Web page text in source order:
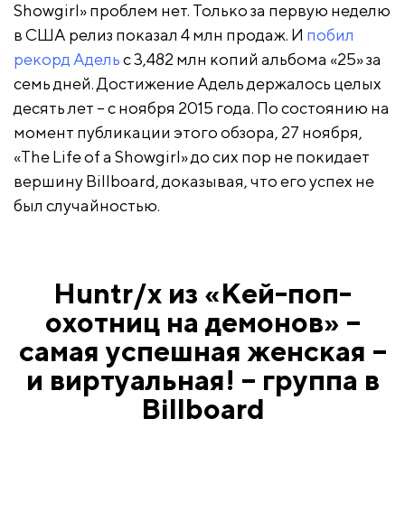
Showgirl» проблем нет. Только за первую неделю
в США релиз показал 4 млн продаж. И побил
рекорд Адельс 3,482 млн копий альбома «25» за
семь дней. Достижение Адель держалось целых
десять лет – с ноября 2015 года. По состоянию на
момент публикации этого обзора, 27 ноября,
«The Life of a Showgirl» до сих пор не покидает
вершину Billboard, доказывая, что его успех не
был случайностью.
Huntr/x из «Кей-поп-
охотниц на демонов» –
самая успешная женская –
и виртуальная! – группа в
Billboard